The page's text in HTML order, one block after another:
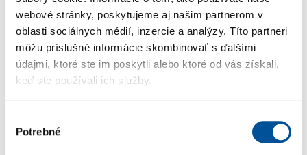
webové stránky, poskytujeme aj našim partnerom v
oblasti sociálnych médií, inzercie a analýzy. Títo partneri
môžu príslušné informácie skombinovať s ďalšími
údajmi, ktoré ste im poskytli alebo ktoré od vás získali,
keď ste používali ich služby.
súhlasu
Potrebné
Nový Volkswagen ID. Polo rozpozná semafory
Volkswagen ID. Polo posúva legendu do elektrickej